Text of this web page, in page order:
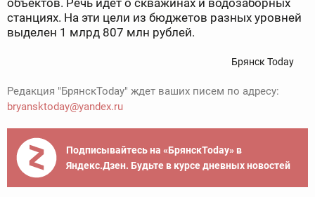
объектов. Речь идет о скважинах и водозаборных
станциях. На эти цели из бюджетов разных уровней
выделен 1 млрд 807 млн рублей.
Брянск Today
Редакция "БрянскToday" ждет ваших писем по адресу:
bryansktoday@yandex.ru
Подписывайтесь на «БрянскToday» в
Яндекс.Дзен. Будьте в курсе дневных новостей